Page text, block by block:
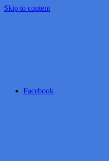
Skip to content
Facebook